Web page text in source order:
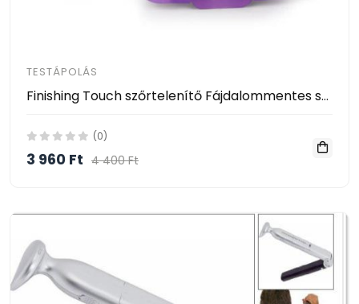
TESTÁPOLÁS
Finishing Touch szőrtelenítő Fájdalommentes szőrtelenítés
(0)
3 960 Ft 4 400 Ft